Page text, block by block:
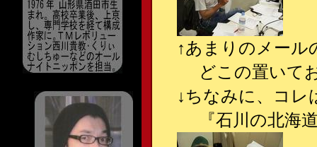
↑あまりのメール
どこの置いて
↓ちなみに、コレ
『石川の北海